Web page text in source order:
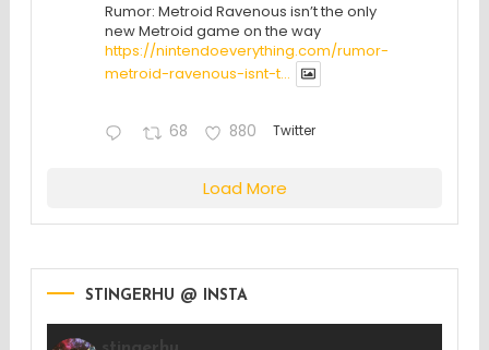
Rumor: Metroid Ravenous isn’t the only
new Metroid game on the way
https://nintendoeverything.com/rumor-
metroid-ravenous-isnt-t...
68 880 Twitter
Load More
STINGERHU @ INSTA